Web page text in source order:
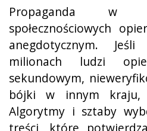
Propaganda w
społecznościowych
anegdotycznym.
milionach ludzi
sekundowym,
bójki w innym kraju,
Algorytmy i sztaby
treści, które